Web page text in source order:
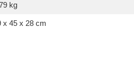
kg
x 45 x 28 cm